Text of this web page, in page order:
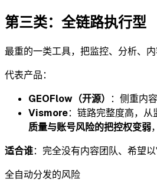
第三类：全链路执行型
最重的一类工具，把监控、分析、
代表产品：
GEOFlow（开源）
：侧重内
Vismore：链路完整度高，
质量与账号风险的把控权变弱
适合谁：完全没有内容团队、希望
全自动分发的风险